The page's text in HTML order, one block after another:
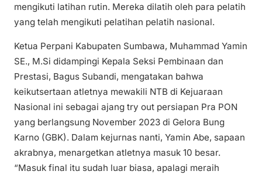
mengikuti latihan rutin. Mereka dilatih oleh para pelatih
yang telah mengikuti pelatihan pelatih nasional.
Ketua Perpani Kabupaten Sumbawa, Muhammad Yamin
SE., M.Si didampingi Kepala Seksi Pembinaan dan
Prestasi, Bagus Subandi, mengatakan bahwa
keikutsertaan atletnya mewakili NTB di Kejuaraan
Nasional ini sebagai ajang try out persiapan Pra PON
yang berlangsung November 2023 di Gelora Bung
Karno (GBK). Dalam kejurnas nanti, Yamin Abe, sapaan
akrabnya, menargetkan atletnya masuk 10 besar.
“Masuk final itu sudah luar biasa, apalagi meraih